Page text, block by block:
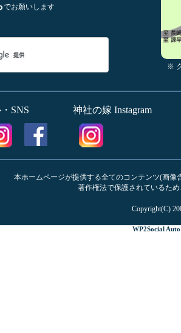
でお願いします
※
SNS 神社の嫁 Instagram
本ホームページが提供する全てのコンテンツ(画
著作権法で保護されているた
Copyright(C)
WP2Social